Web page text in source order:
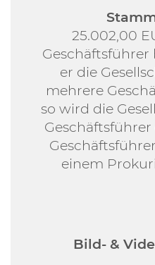
25.002,00
er die
mehrere
so wird die
einem
Bild- &